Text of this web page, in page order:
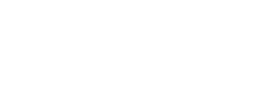
Femenino para la 2026/27
exigente choque ante el Bayer Leverkusen